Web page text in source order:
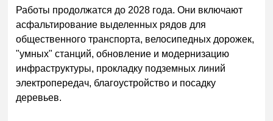
Работы продолжатся до 2028 года. Они включают
асфальтирование выделенных рядов для
общественного транспорта, велосипедных дорожек,
"умных" станций, обновление и модернизацию
инфраструктуры, прокладку подземных линий
электропередач, благоустройство и посадку
деревьев.